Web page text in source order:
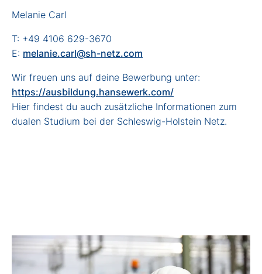
Melanie Carl
T: +49 4106 629-3670
E: melanie.carl@sh-netz.com
Wir freuen uns auf deine Bewerbung unter:
https://ausbildung.hansewerk.com/
Hier findest du auch zusätzliche Informationen zum
dualen Studium bei der Schleswig-Holstein Netz.